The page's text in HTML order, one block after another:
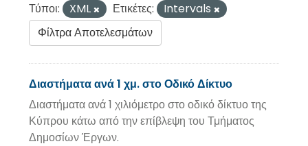
Τύποι: XML Ετικέτες:
Intervals
Φίλτρα Αποτελεσμάτων
Διαστήματα ανά 1 χμ. στο Οδικό Δίκτυο
Διαστήματα ανά 1 χιλιόμετρο στο οδικό δίκτυο της
Κύπρου κάτω από την επίβλεψη του Τμήματος
Δημοσίων Έργων.